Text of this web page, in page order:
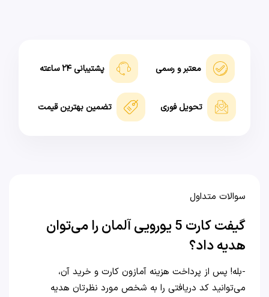
معتبر و رسمی پشتیبانی ۲۴ ساعته
تحویل فوری تضمین بهترین قیمت
سوالات متداول
گیفت کارت 5 یورویی آلمان را می‌توان
هدیه داد؟
-بله! پس از پرداخت هزینه آمازون کارت و خرید آن،
می‌توانید کد دریافتی را به شخص مورد نظرتان هدیه